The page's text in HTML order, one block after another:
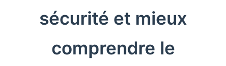
sécurité et mieux
comprendre le